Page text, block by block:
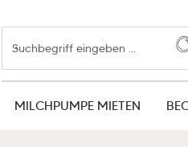
Zur Hauptnavigation
MILCHPUMPE MIETEN